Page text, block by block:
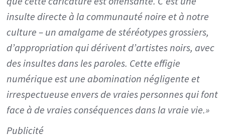
insulte directe à la communauté noire et à notre
culture – un amalgame de stéréotypes grossiers,
d’appropriation qui dérivent d’artistes noirs, avec
des insultes dans les paroles. Cette effigie
numérique est une abomination négligente et
irrespectueuse envers de vraies personnes qui font
face à de vraies conséquences dans la vraie vie.»
Publicité